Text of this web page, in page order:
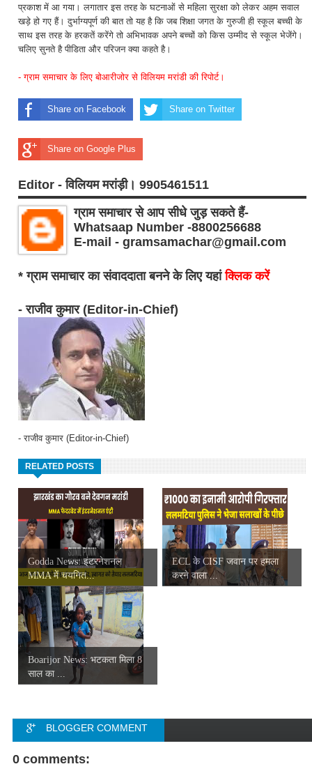
प्रकाश में आ गया। लगातार इस तरह के घटनाओं से महिला सुरक्षा को लेकर अहम सवाल
खड़े हो गए हैं। दुर्भाग्यपूर्ण की बात तो यह है कि जब शिक्षा जगत के गुरुजी ही स्कूल बच्ची के
साथ इस तरह के हरकतें करेंगे तो अभिभावक अपने बच्चों को किस उम्मीद से स्कूल भेजेंगे।
चलिए सुनते है पीडिता और परिजन क्या कहते है।
- ग्राम समाचार के लिए बोआरीजोर से विलियम मरांडी की रिपोर्ट।
Share on Facebook Share on Twitter
Share on Google Plus
Editor - विलियम मरांड़ी। 9905461511
ग्राम समाचार से आप सीधे जुड़ सकते हैं-
Whatsaap Number -8800256688
E-mail - gramsamachar@gmail.com
* ग्राम समाचार का संवाददाता बनने के लिए यहांक्लिक करें
- राजीव कुमार (Editor-in-Chief)
- राजीव कुमार (Editor-in-Chief)
RELATED POSTS
Godda News: इंटरनेशनल
MMA में चयनित...
ECL के CISF जवान पर हमला
करने वाला ...
Boarijor News: भटकता मिला 8
साल का ...
BLOGGER COMMENT
FACEBOOK COMMENT
0 comments: